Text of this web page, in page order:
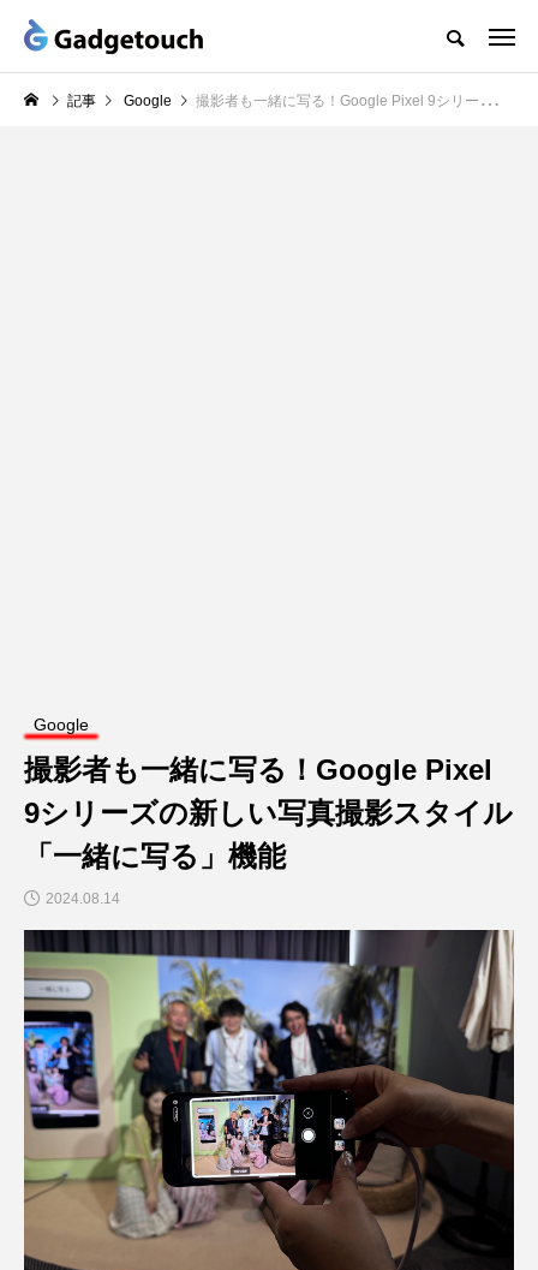
記事 Google 撮影者も一緒に写る！Google Pixel 9シリーズの新しい写真撮影スタイル「一緒に写る」機能
Google
撮影者も一緒に写る！Google Pixel
9シリーズの新しい写真撮影スタイル
「一緒に写る」機能
2024.08.14